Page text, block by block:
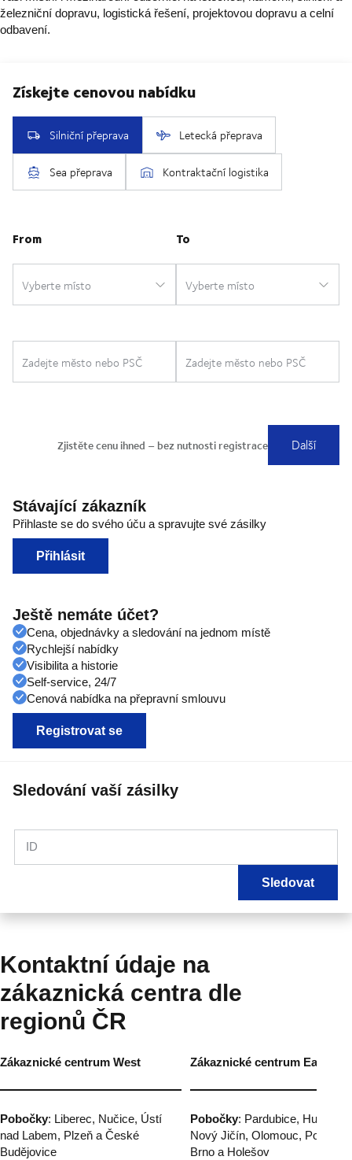
železniční dopravu, logistická řešení, projektovou dopravu a celní
odbavení.
Stávající zákazník
Přihlaste se do svého úču a spravujte své zásilky
Přihlásit
Ještě nemáte účet?
Cena, objednávky a sledování na jednom místě
Rychlejší nabídky
Visibilita a historie
Self-service, 24/7
Cenová nabídka na přepravní smlouvu
Registrovat se
Sledování vaší zásilky
ID
Sledovat
Kontaktní údaje na
zákaznická centra dle
regionů ČR
Zákaznické centrum West Zákaznické centrum East
Pobočky: Liberec, Nučice, Ústí
nad Labem, Plzeň a České
Budějovice
Pobočky: Pardubice,
Nový Jičín, Olomouc, Popůvky,
Brno a Holešov